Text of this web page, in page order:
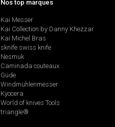
Nos top marques
Kai Messer
Kai Collection by Danny Khezzar
Kai Michel Bras
sknife swiss knife
Nesmuk
Caminada couteaux
Güde
Windmühlenmesser
Kyocera
World of knives Tools
triangle®